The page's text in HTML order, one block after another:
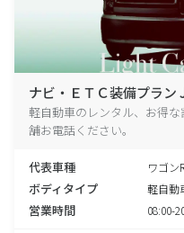
ナビ・ＥＴＣ装備プラン
軽自動車のレンタル、お得
舗お電話ください。
代表車種 ワゴン
ボディタイプ 軽自動
営業時間 08:00-